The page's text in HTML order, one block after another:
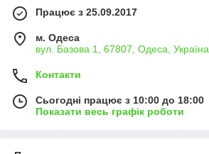
Працює з 25.09.2017
м. Одеса
вул. Базова 1, 67807, Одеса, Україна
Контакти
Сьогодні працює з 10:00 до 18:00
Показати весь графік роботи